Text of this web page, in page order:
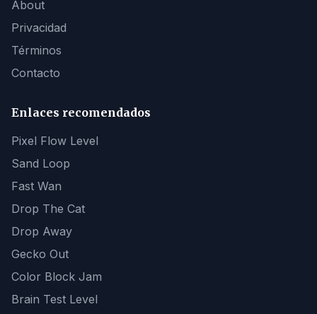
About
Privacidad
Términos
Contacto
Enlaces recomendados
Pixel Flow Level
Sand Loop
Fast Wan
Drop The Cat
Drop Away
Gecko Out
Color Block Jam
Brain Test Level